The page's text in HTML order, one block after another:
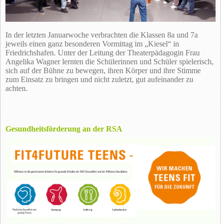
In der letzten Januarwoche verbrachten die Klassen 8a und 7a
jeweils einen ganz besonderen Vormittag im „Kiesel“ in
Friedrichshafen. Unter der Leitung der Theaterpädagogin Frau
Angelika Wagner lernten die Schülerinnen und Schüler spielerisch,
sich auf der Bühne zu bewegen, ihren Körper und ihre Stimme
zum Einsatz zu bringen und nicht zuletzt, gut aufeinander zu
achten.
Gesundheitsförderung an der RSA